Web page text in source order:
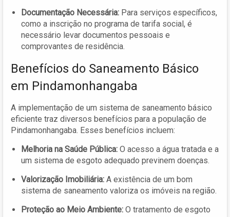
Documentação Necessária: Para serviços específicos,
como a inscrição no programa de tarifa social, é
necessário levar documentos pessoais e
comprovantes de residência.
Benefícios do Saneamento Básico
em Pindamonhangaba
A implementação de um sistema de saneamento básico
eficiente traz diversos benefícios para a população de
Pindamonhangaba. Esses benefícios incluem:
Melhoria na Saúde Pública: O acesso a água tratada e a
um sistema de esgoto adequado previnem doenças.
Valorização Imobiliária: A existência de um bom
sistema de saneamento valoriza os imóveis na região.
Proteção ao Meio Ambiente: O tratamento de esgoto